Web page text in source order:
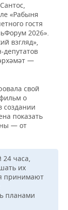
«Рабыня
гостя
2026».
взгляд»,
—
свой
о
создании
показать
— от
часа,
их
принимают
планами